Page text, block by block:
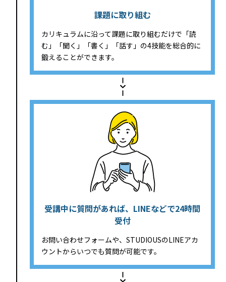
課題に取り組む
カリキュラムに沿って課題に取り組むだけで「読
む」「聞く」「書く」「話す」の4技能を総合的に
鍛えることができます。
受講中に質問があれば、LINEなどで24時間
受付
お問い合わせフォームや、STUDIOUSのLINEアカ
ウントからいつでも質問が可能です。